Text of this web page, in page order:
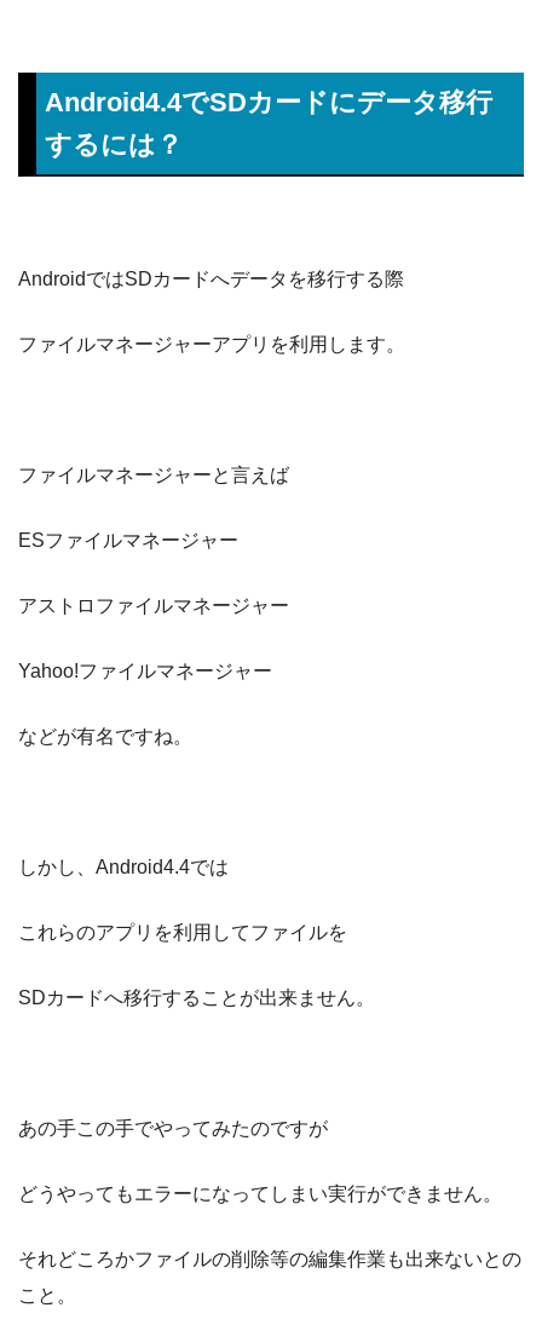
Android4.4でSDカードにデータ移行
するには？
AndroidではSDカードへデータを移行する際
ファイルマネージャーアプリを利用します。
ファイルマネージャーと言えば
ESファイルマネージャー
アストロファイルマネージャー
Yahoo!ファイルマネージャー
などが有名ですね。
しかし、Android4.4では
これらのアプリを利用してファイルを
SDカードへ移行することが出来ません。
あの手この手でやってみたのですが
どうやってもエラーになってしまい実行ができません。
それどころかファイルの削除等の編集作業も出来ないとの
こと。